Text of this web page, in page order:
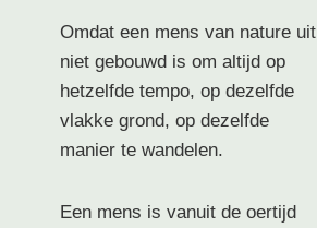
Omdat een mens van nature uit
niet gebouwd is om altijd op
hetzelfde tempo, op dezelfde
vlakke grond, op dezelfde
manier te wandelen.
Een mens is vanuit de oertijd